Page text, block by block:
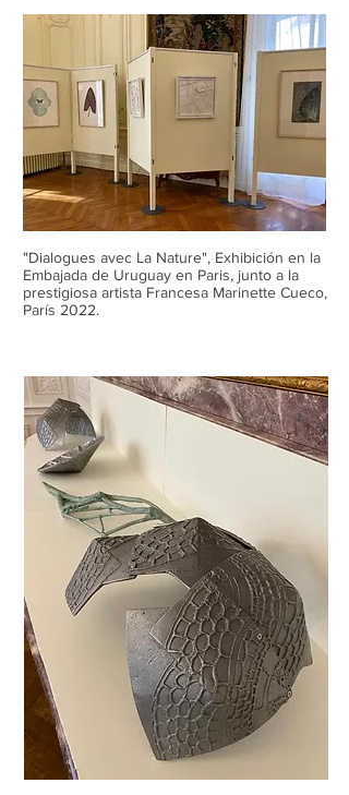
"Dialogues avec La Nature", Exhibición en la
Embajada de Uruguay en Paris, junto a la
prestigiosa artista Francesa Marinette Cueco,
París 2022.